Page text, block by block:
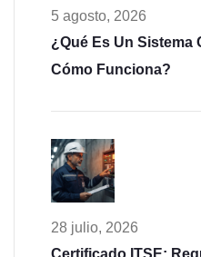
5 agosto, 2026
¿Qué Es Un Sistema
Cómo Funciona?
28 julio, 2026